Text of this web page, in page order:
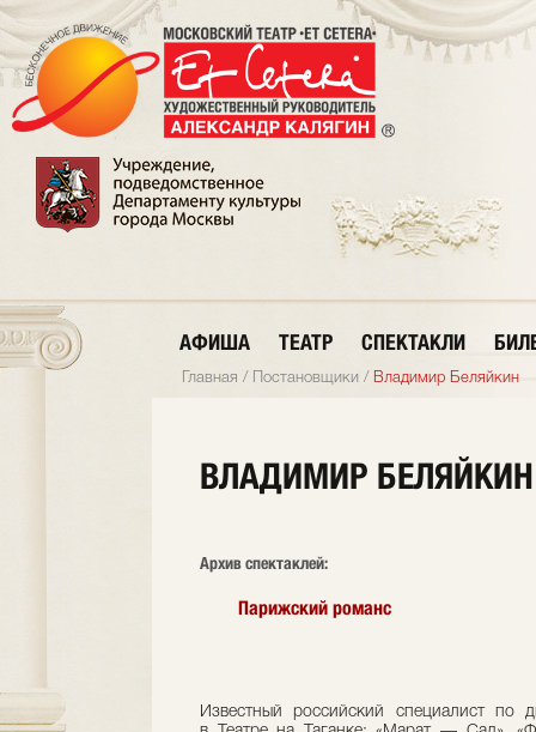
АФИША ТЕАТР СПЕКТАКЛИ
Главная / Постановщики / Владимир Беляйкин
ВЛАДИМИР БЕЛЯЙКИН
Архив спектаклей:
Парижский романс
Известный российский специалист по